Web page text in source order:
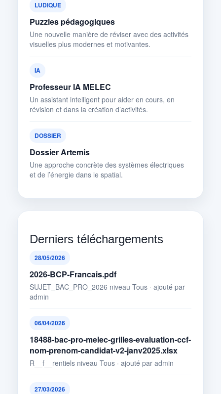
LUDIQUE
Puzzles pédagogiques
Une nouvelle manière de réviser avec des activités
visuelles plus modernes et motivantes.
IA
Professeur IA MELEC
Un assistant intelligent pour aider en cours, en
révision et dans la création d’activités.
DOSSIER
Dossier Artemis
Une approche concrète des systèmes électriques
et de l’énergie dans le spatial.
Derniers téléchargements
28/05/2026
2026-BCP-Francais.pdf
SUJET_BAC_PRO_2026 niveau Tous · ajouté par
admin
06/04/2026
18488-bac-pro-melec-grilles-evaluation-ccf-
nom-prenom-candidat-v2-janv2025.xlsx
R__f__rentiels niveau Tous · ajouté par admin
27/03/2026